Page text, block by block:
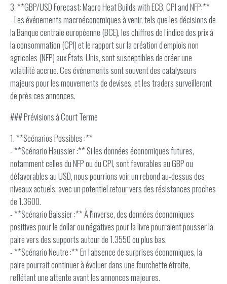
3. **GBP/USD Forecast: Macro Heat Builds with ECB, CPI and NFP:**
- Les événements macroéconomiques à venir, tels que les décisions de
la Banque centrale européenne (BCE), les chiffres de l'indice des prix à
la consommation (CPI) et le rapport sur la création d'emplois non
agricoles (NFP) aux États-Unis, sont susceptibles de créer une
volatilité accrue. Ces événements sont souvent des catalyseurs
majeurs pour les mouvements de devises, et les traders surveilleront
de près ces annonces.
### Prévisions à Court Terme
1. **Scénarios Possibles :**
- **Scénario Haussier :** Si les données économiques futures,
notamment celles du NFP ou du CPI, sont favorables au GBP ou
défavorables au USD, nous pourrions voir un rebond au-dessus des
niveaux actuels, avec un potentiel retour vers des résistances proches
de 1.3600.
- **Scénario Baissier :** À l'inverse, des données économiques
positives pour le dollar ou négatives pour la livre pourraient pousser la
paire vers des supports autour de 1.3550 ou plus bas.
- **Scénario Neutre :** En l'absence de surprises économiques, la
paire pourrait continuer à évoluer dans une fourchette étroite,
reflétant une attente avant les annonces majeures.